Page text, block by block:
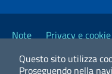
Questo sito utilizza
Proseguendo nella
Link Utili
Note
Privacy e cookie